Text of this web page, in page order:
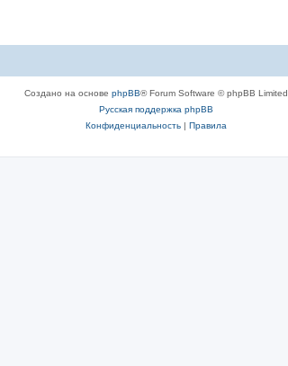
Создано на основе phpBB® Forum Software © phpBB Limited
Русская поддержка phpBB
Конфиденциальность| Правила